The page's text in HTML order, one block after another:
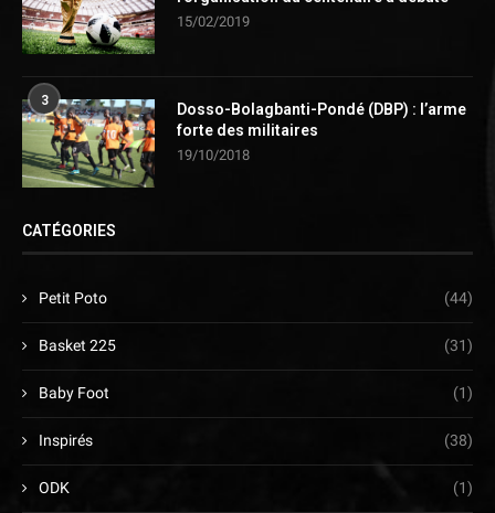
15/02/2019
3
Dosso-Bolagbanti-Pondé (DBP) : l’arme
forte des militaires
19/10/2018
CATÉGORIES
Petit Poto (44)
Basket 225 (31)
Baby Foot (1)
Inspirés (38)
ODK (1)